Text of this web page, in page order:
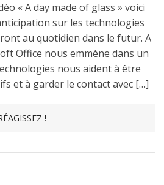
« A day made of glass » voici
sur les technologies
au quotidien dans le futur. A
Office nous emmène dans un
nous aident à être
et à garder le contact avec […]
!